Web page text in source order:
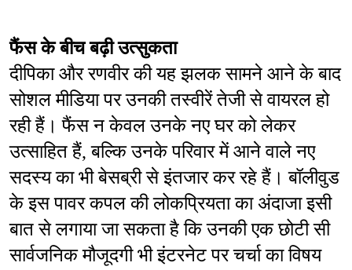
फैंस के बीच बढ़ी उत्सुकता
दीपिका और रणवीर की यह झलक सामने आने के बाद
सोशल मीडिया पर उनकी तस्वीरें तेजी से वायरल हो
रही हैं। फैंस न केवल उनके नए घर को लेकर
उत्साहित हैं, बल्कि उनके परिवार में आने वाले नए
सदस्य का भी बेसब्री से इंतजार कर रहे हैं। बॉलीवुड
के इस पावर कपल की लोकप्रियता का अंदाजा इसी
बात से लगाया जा सकता है कि उनकी एक छोटी सी
सार्वजनिक मौजूदगी भी इंटरनेट पर चर्चा का विषय